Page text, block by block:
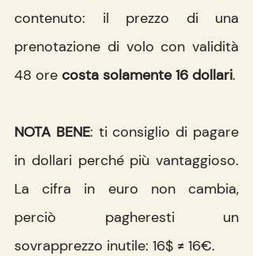
contenuto: il prezzo di una
prenotazione di volo con validità
48 ore costa solamente 16 dollari.
NOTA BENE: ti consiglio di pagare
in dollari perché più vantaggioso.
La cifra in euro non cambia,
perciò pagheresti un
sovrapprezzo inutile: 16$ ≠ 16€.